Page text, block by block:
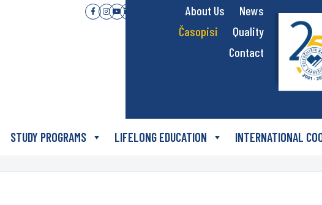
About Us
News
Časopisi
Quality
Contact
STUDY PROGRAMS LIFELONG EDUCATION INTERNATIONAL